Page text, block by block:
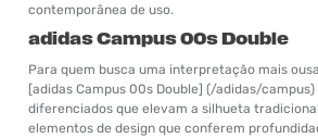
contemporânea de uso.
adidas Campus 00s Double
Para quem busca uma interpretação mais
[adidas Campus 00s Double] (/adidas/
diferenciados que elevam a silhueta
elementos de design que conferem